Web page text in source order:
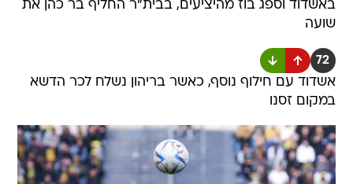
באשדוד וספג בוז מהיציעים, בבית"ר החליף בר כהן את
שועה
72
אשדוד עם חילוף נוסף, כאשר בריהון נשלח לכר הדשא
במקום זסנו